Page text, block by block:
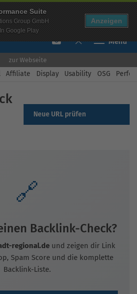
Über uns Free Account
Toggle
zur Webseite
Affiliate Display Usability OSG
Neue URL prüfen
🔗
Backlink-Check?
regional.de und zeigen dir Link
Spam Score und die komplette
Backlink-Liste.
Suite
Group GmbH
Google Play
Anzeigen